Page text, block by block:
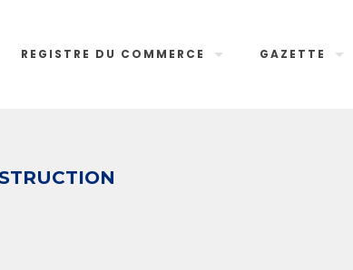
REGISTRE DU COMMERCE GAZETTE